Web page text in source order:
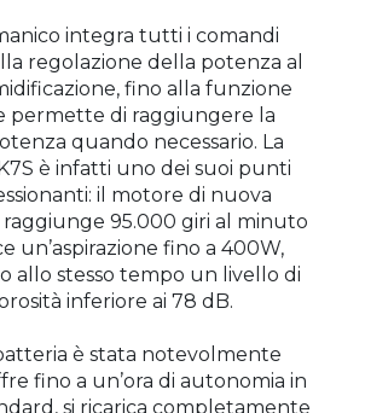
integra tutti i comandi
regolazione della potenza al
fino alla funzione
permette di raggiungere la
quando necessario. La
è infatti uno dei suoi punti
il motore di nuova
95.000 giri al minuto
un’aspirazione fino a 400W,
allo stesso tempo un livello di
inferiore ai 78 dB.
è stata notevolmente
fino a un’ora di autonomia in
si ricarica completamente